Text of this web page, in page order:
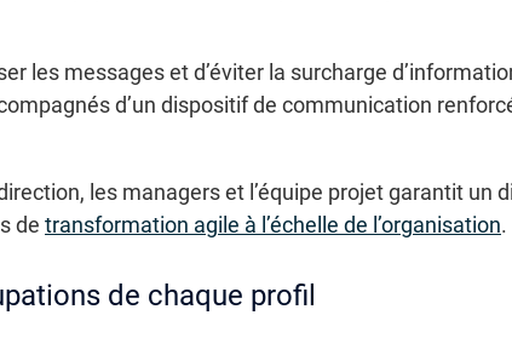
les messages et d’éviter la surcharge
d’un dispositif de communication
les managers et l’équipe projet garantit un
de transformation agile à l’échelle de l’organisation.
de chaque profil